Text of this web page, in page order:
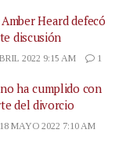
Heard defecó
discusión
2022 9:15 AM 1
ha cumplido con
del divorcio
MAYO 2022 7:10 AM